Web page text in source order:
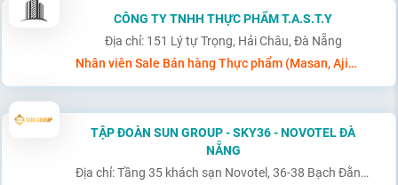
CÔNG TY TNHH THỰC PHẨM T.A.S.T.Y
Địa chỉ: 151 Lý tự Trọng, Hải Châu, Đà Nẵng
Nhân viên Sale Bán hàng Thực phẩm (Masan, Ajinomoto, Wilmar)
TẬP ĐOÀN SUN GROUP - SKY36 - NOVOTEL ĐÀ
NẴNG
Địa chỉ: Tầng 35 khách sạn Novotel, 36-38 Bạch Đằng, Đà Nẵng